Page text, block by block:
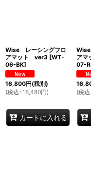
Wise レーシングフロ
アマット ver3 [WT-
06-BK]
16,800円(税別)
(税込 : 18,480円)
カートに入れる
ア
07-
(税込